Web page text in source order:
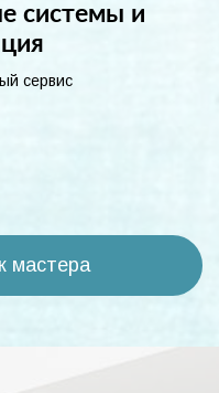
системы и
сервис
мастера